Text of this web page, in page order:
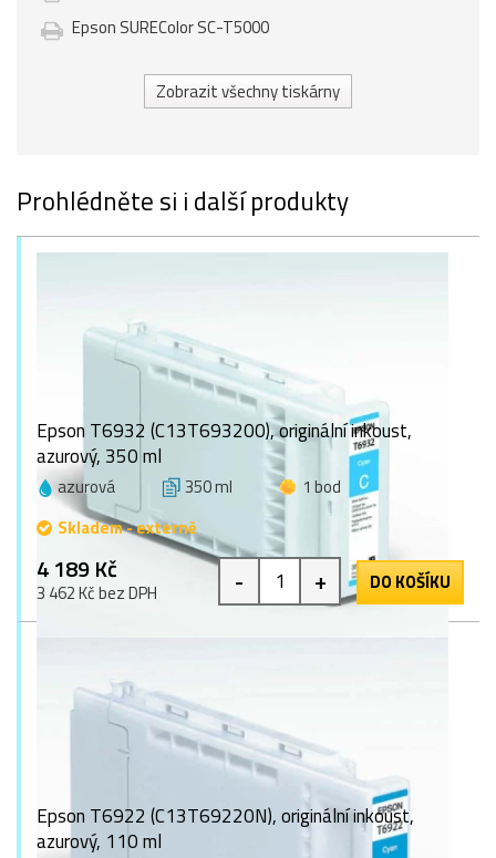
Epson SUREColor SC-T5000
Zobrazit všechny tiskárny
Prohlédněte si i další produkty
Epson T6932 (C13T693200), originální inkoust,
azurový, 350 ml
azurová 350 ml
1 bod
Skladem - externě
4 189 Kč
3 462 Kč bez DPH - + DO KOŠÍKU
Epson T6922 (C13T69220N), originální inkoust,
azurový, 110 ml